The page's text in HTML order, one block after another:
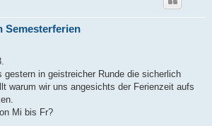
Semesterferien
gestern in geistreicher Runde die sicherlich
warum wir uns angesichts der Ferienzeit aufs
Mi bis Fr?